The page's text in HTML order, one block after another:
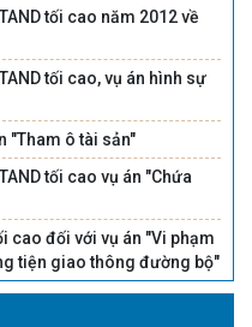
tối cao năm 2012 về
tối cao, vụ án hình sự
"Tham ô tài sản"
tối cao vụ án "Chứa
cao đối với vụ án "Vi phạm
tiện giao thông đường bộ"